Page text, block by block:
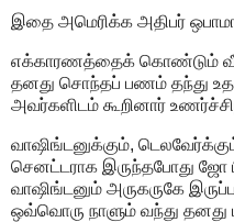
இதை அமெரிக்க அதிபர் ஒபாமா
எக்காரணத்தைக் கொண்டும்
தனது சொந்தப் பணம் தந்து
அவர்களிடம் கூறினார்
வாஷிங்டனுக்கும்,
செனட்டராக இருந்தபோது ஜோ
வாஷிங்டனும் அருகருகே
ஒவ்வொரு நாளும் வந்து தனது